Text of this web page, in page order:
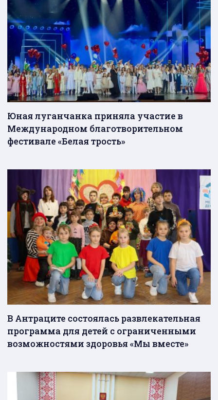
Юная луганчанка приняла участие в
Международном благотворительном
фестивале «Белая трость»
В Антраците состоялась развлекательная
программа для детей с ограниченными
возможностями здоровья «Мы вместе»